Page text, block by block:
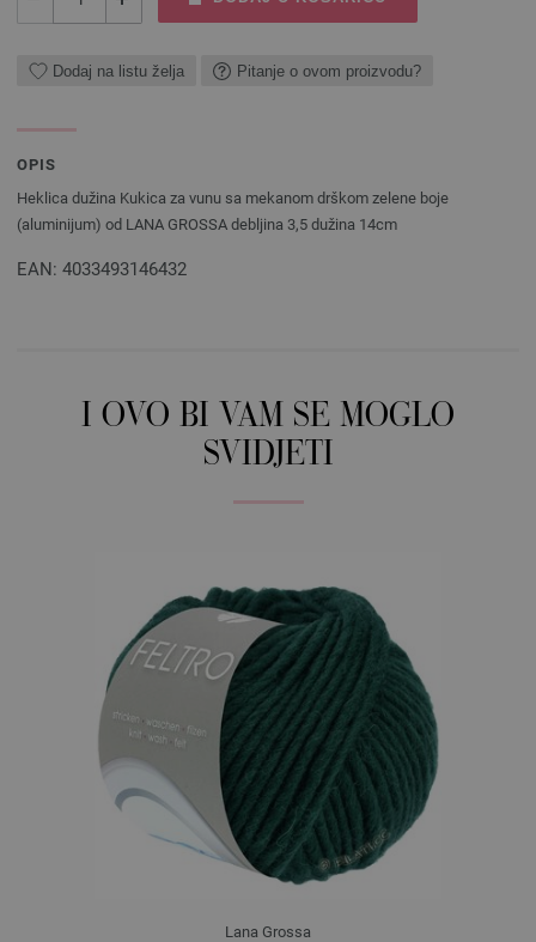
Dodaj na listu želja Pitanje o ovom proizvodu?
OPIS
Heklica dužina Kukica za vunu sa mekanom drškom zelene boje
(aluminijum) od LANA GROSSA debljina 3,5 dužina 14cm
EAN: 4033493146432
I OVO BI VAM SE MOGLO
SVIDJETI
Lana Grossa